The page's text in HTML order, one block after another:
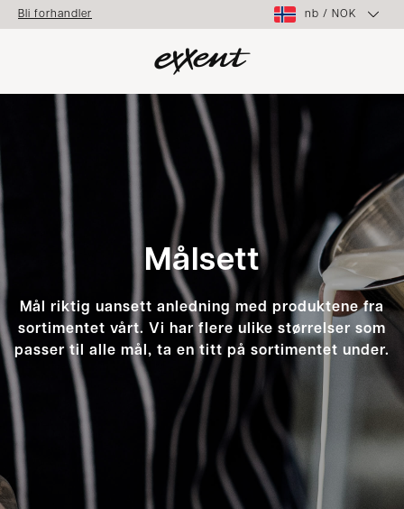
Bli forhandler nb / NOK
Målsett
Mål riktig uansett anledning med produktene fra
sortimentet vårt. Vi har flere ulike størrelser som
passer til alle mål, ta en titt på sortimentet under.